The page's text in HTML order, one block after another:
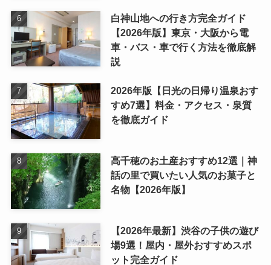
白神山地への行き方完全ガイド
【2026年版】東京・大阪から電
車・バス・車で行く方法を徹底解
説
2026年版【日光の日帰り温泉おす
すめ7選】料金・アクセス・泉質
を徹底ガイド
高千穂のお土産おすすめ12選｜神
話の里で買いたい人気のお菓子と
名物【2026年版】
【2026年最新】渋谷の子供の遊び
場9選！屋内・屋外おすすめスポ
ット完全ガイド